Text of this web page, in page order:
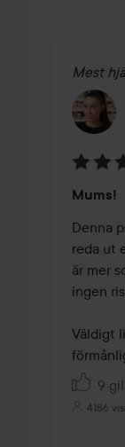
Mest
5
av
5
Mums!
Denna
reda ut
är mer
ingen
Väldigt
9
4186